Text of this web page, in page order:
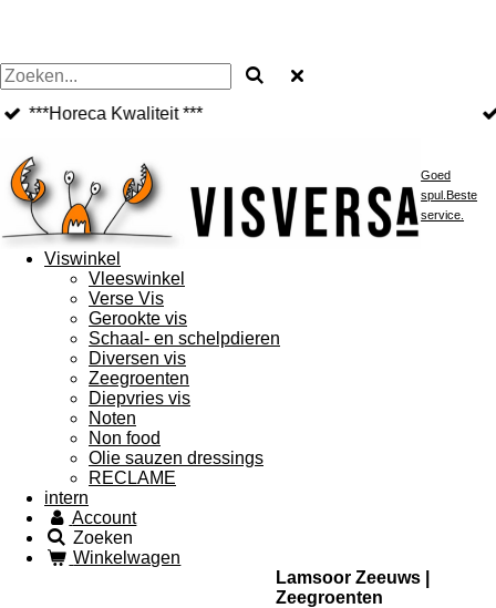
Goed
spul.Beste
service.
Viswinkel
Vleeswinkel
Verse Vis
Gerookte vis
Schaal- en schelpdieren
Diversen vis
Zeegroenten
Diepvries vis
Noten
Non food
Olie sauzen dressings
RECLAME
intern
Account
Zoeken
Winkelwagen
Lamsoor Zeeuws |
Zeegroenten